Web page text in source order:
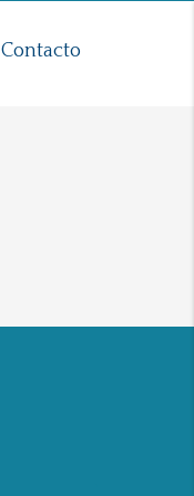
Contacto